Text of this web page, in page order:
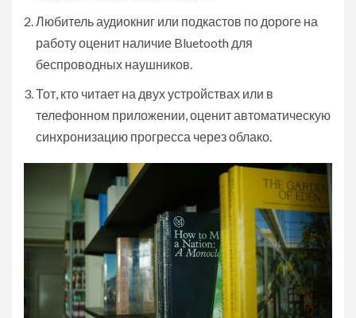
Любитель аудиокниг или подкастов по дороге на
работу оценит наличие Bluetooth для
беспроводных наушников.
Тот, кто читает на двух устройствах или в
телефонном приложении, оценит автоматическую
синхронизацию прогресса через облако.